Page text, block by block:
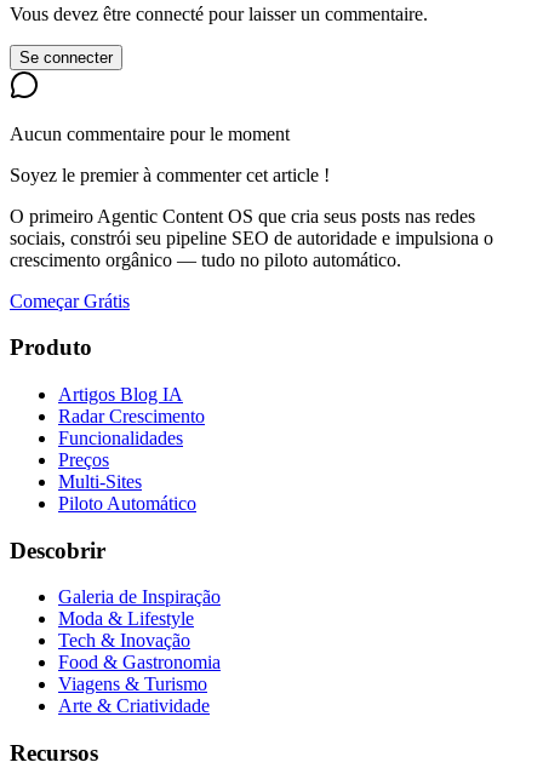
Vous devez être connecté pour laisser un commentaire.
Se connecter
Aucun commentaire pour le moment
Soyez le premier à commenter cet article !
O primeiro Agentic Content OS que cria seus posts nas redes
sociais, constrói seu pipeline SEO de autoridade e impulsiona o
crescimento orgânico — tudo no piloto automático.
Começar Grátis
Produto
Artigos Blog IA
Radar Crescimento
Funcionalidades
Preços
Multi-Sites
Piloto Automático
Descobrir
Galeria de Inspiração
Moda & Lifestyle
Tech & Inovação
Food & Gastronomia
Viagens & Turismo
Arte & Criatividade
Recursos